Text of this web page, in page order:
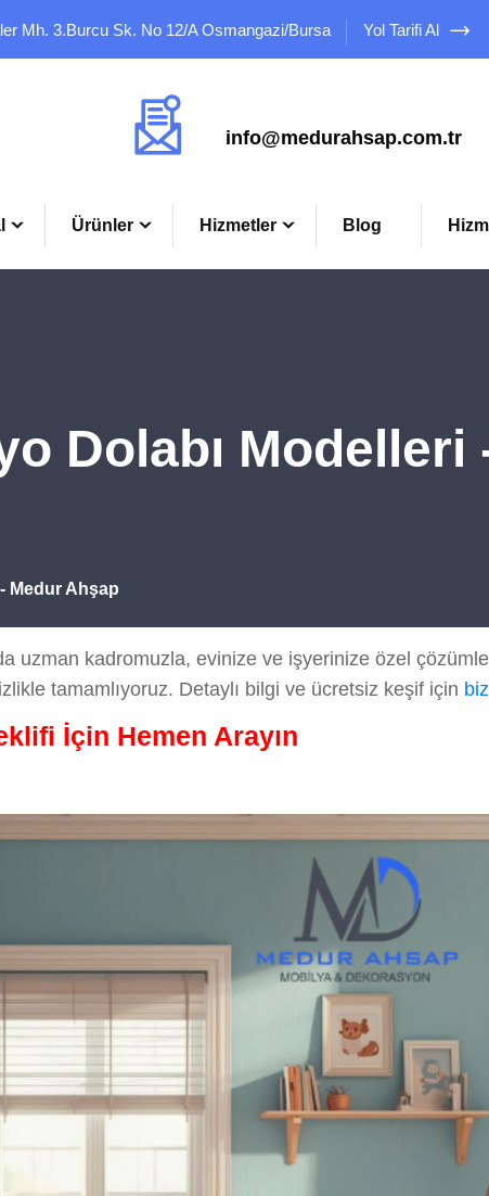
Mh. 3.Burcu Sk. No 12/A Osmangazi/Bursa Yol Tarifi Al
info@medurahsap.com.tr
Ürünler Hizmetler Blog
Dolabı
Medur Ahşap
uzman kadromuzla, evinize ve işyerinize özel
tamamlıyoruz. Detaylı bilgi ve ücretsiz keşif için
İçin Hemen Arayın